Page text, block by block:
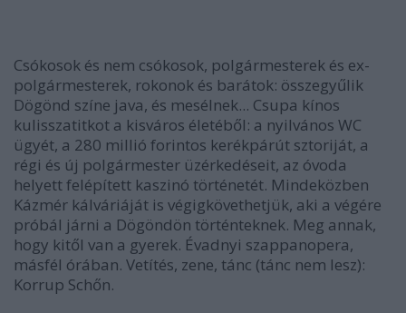
Csókosok és nem csókosok, polgármesterek és ex-
polgármesterek, rokonok és barátok: összegyűlik
Dögönd színe java, és mesélnek... Csupa kínos
kulisszatitkot a kisváros életéből: a nyilvános WC
ügyét, a 280 millió forintos kerékpárút sztoriját, a
régi és új polgármester üzérkedéseit, az óvoda
helyett felépített kaszinó történetét. Mindeközben
Kázmér kálváriáját is végigkövethetjük, aki a végére
próbál járni a Dögöndön történteknek. Meg annak,
hogy kitől van a gyerek. Évadnyi szappanopera,
másfél órában. Vetítés, zene, tánc (tánc nem lesz):
Korrup Schőn.